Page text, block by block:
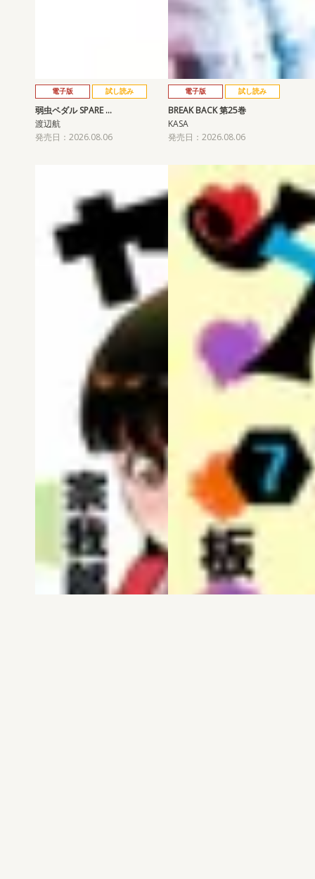
電子版 試し読み
弱虫ペダル SPARE …
渡辺航
発売日：2026.08.06
電子版 試し読み
BREAK BACK 第25巻
KASA
発売日：2026.08.06